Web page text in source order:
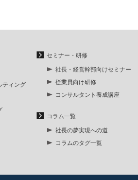
ティング
セミナー・研修
社長・経営幹部向けセミナー
従業員向け研修
コンサルタント養成講座
コラム一覧
社長の夢実現への道
コラムのタグ一覧